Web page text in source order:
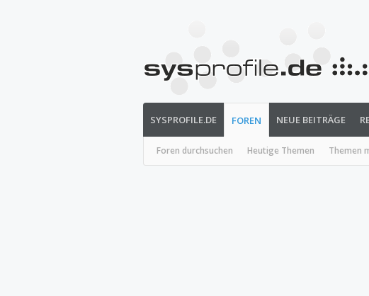
SYSPROFILE.DE FOREN
Foren durchsuchen Heutige Themen Themen
NEUE BEITRÄGE